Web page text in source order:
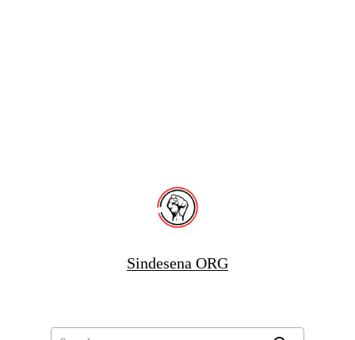
Sindesena ORG